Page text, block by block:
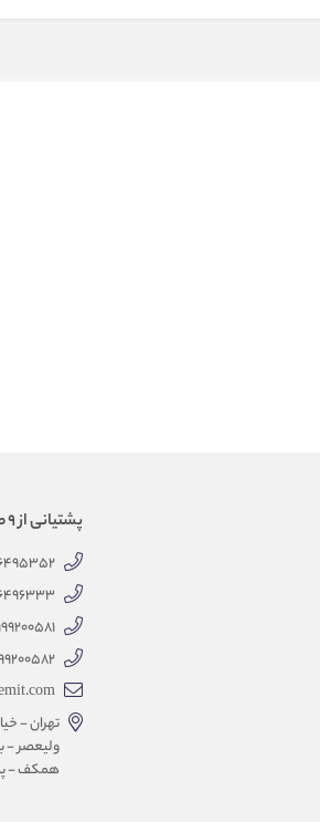
پشتیانی از 9 صبح الی 18 عصر
تهران -
ولیعصر -
همکف -